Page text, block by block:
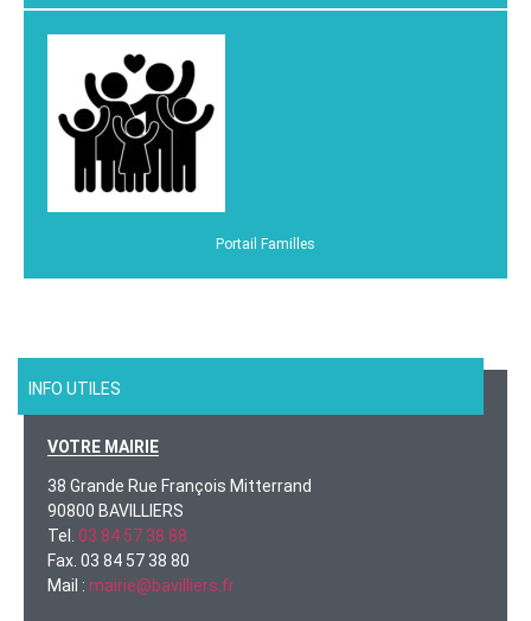
Portail Familles
INFO UTILES
VOTRE MAIRIE
38 Grande Rue François Mitterrand
90800 BAVILLIERS
Tel. 03 84 57 38 88
Fax. 03 84 57 38 80
Mail : mairie@bavilliers.fr